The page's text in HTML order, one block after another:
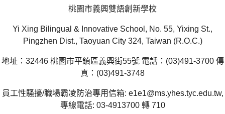
桃園市義興雙語創新學校
Yi Xing Bilingual & Innovative School, No. 55, Yixing St.,
Pingzhen Dist., Taoyuan City 324, Taiwan (R.O.C.)
地址：32446 桃園市平鎮區義興街55號 電話：(03)491-3700 傳
真：(03)491-3748
員工性騷擾/職場霸凌防治專用信箱: e1e1@ms.yhes.tyc.edu.tw,
專線電話: 03-4913700 轉 710